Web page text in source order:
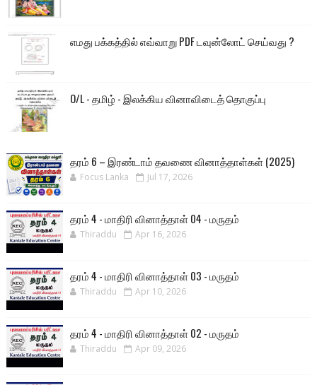
எமது பக்கத்தில் எவ்வாறு PDF டவுன்லோட் செய்வது ?
O/L - தமிழ் - இலக்கிய வினாவிடைத் தொகுப்பு
தரம் 6 – இரண்டாம் தவணை வினாத்தாள்கள் (2025)
Focus Lanka Jul 17, 2026
தரம் 4 - மாதிரி வினாத்தாள் 04 - மருதம்
Thiraddu Apr 16, 2026
தரம் 4 - மாதிரி வினாத்தாள் 03 - மருதம்
Thiraddu Apr 10, 2026
தரம் 4 - மாதிரி வினாத்தாள் 02 - மருதம்
Thiraddu Apr 09, 2026